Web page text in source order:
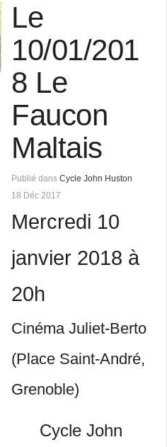
Le
10/01/201
8 Le
Faucon
Maltais
Publié dans Cycle John Huston
18 Déc 2017
Mercredi 10
janvier 2018 à
20h
Cinéma Juliet-Berto
(Place Saint-André,
Grenoble)
Cycle John